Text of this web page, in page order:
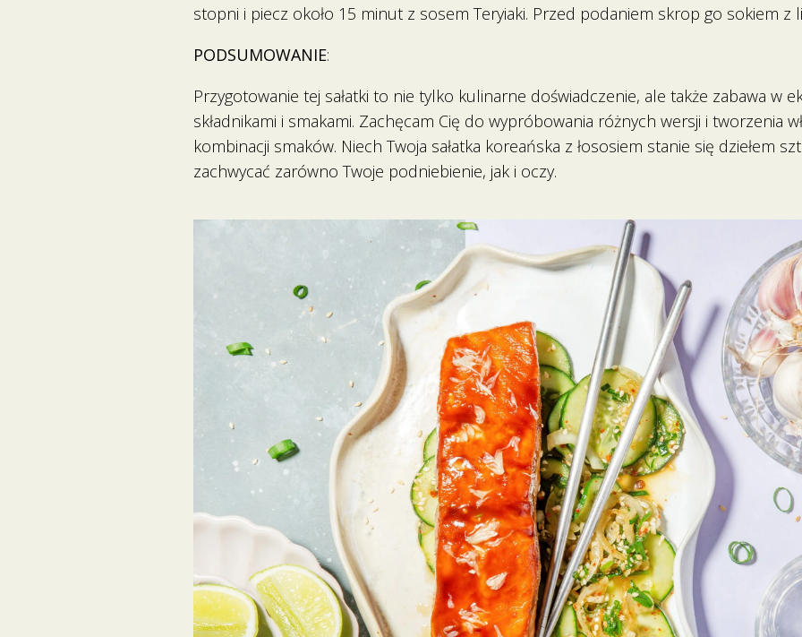
stopni i piecz około 15 minut z sosem Teryiaki. Przed podaniem skrop go sokiem z
PODSUMOWANIE:
Przygotowanie tej sałatki to nie tylko kulinarne doświadczenie, ale także zabawa w
składnikami i smakami. Zachęcam Cię do wypróbowania różnych wersji i tworzenia
kombinacji smaków. Niech Twoja sałatka koreańska z łososiem stanie się dziełem
zachwycać zarówno Twoje podniebienie, jak i oczy.